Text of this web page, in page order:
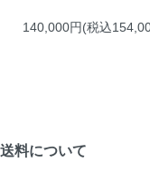
140,000円(税込
送料について